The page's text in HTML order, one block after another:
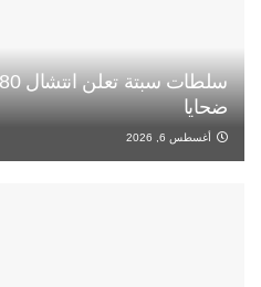
ضحايا
أغسطس 6, 2026